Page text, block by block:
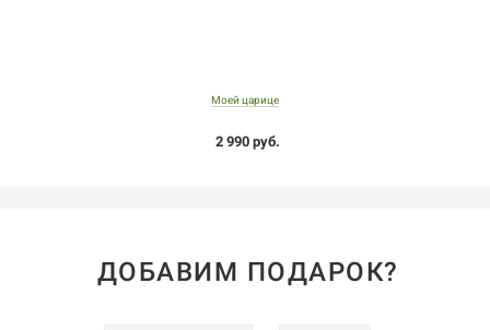
Моей царице
2 990 руб.
ДОБАВИМ ПОДАРОК?